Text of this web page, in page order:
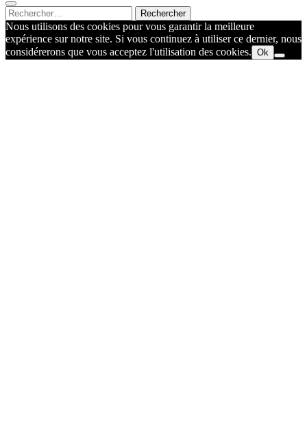
Rechercher :
Nous utilisons des cookies pour vous garantir la meilleure
expérience sur notre site. Si vous continuez à utiliser ce dernier, nous
considérerons que vous acceptez l'utilisation des cookies. Ok